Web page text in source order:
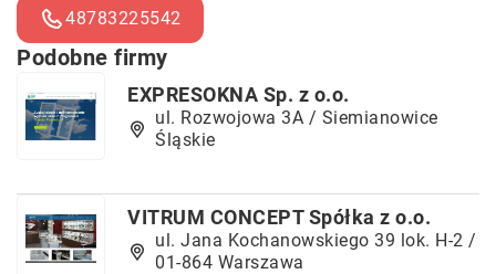
48783225542
Podobne firmy
EXPRESOKNA Sp. z o.o.
ul. Rozwojowa 3A / Siemianowice
Śląskie
VITRUM CONCEPT Spółka z o.o.
ul. Jana Kochanowskiego 39 lok. H-2 /
01-864 Warszawa